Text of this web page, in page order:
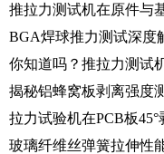
推拉力测试机在原件与
揭秘铝蜂窝板剥离强度
拉力试验机在PCB板
玻璃纤维丝弹簧拉伸性